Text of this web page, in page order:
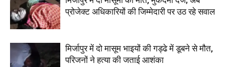
प्रोजेक्ट अधिकारियों की जिम्मेदारी पर उठ रहे सवाल
मिर्जापुर में दो मासूम भाइयों की गड्ढे में डूबने से मौत,
परिजनों ने हत्या की जताई आशंका